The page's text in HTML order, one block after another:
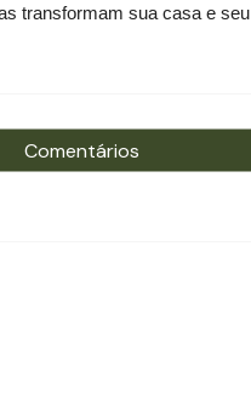
transformam sua casa e seu
Comentários